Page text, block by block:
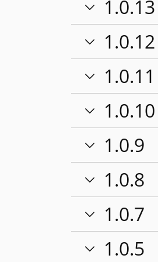
1.0.13
1.0.12
1.0.11
1.0.10
1.0.9
1.0.8
1.0.7
1.0.5